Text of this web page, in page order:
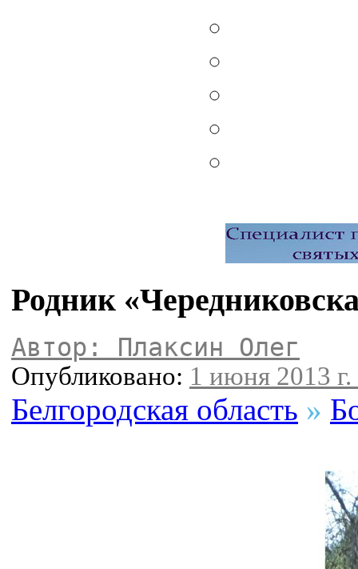
Родник
Автор: Плаксин Олег
Опубликовано: 1 июня 2013
Белгородская область »